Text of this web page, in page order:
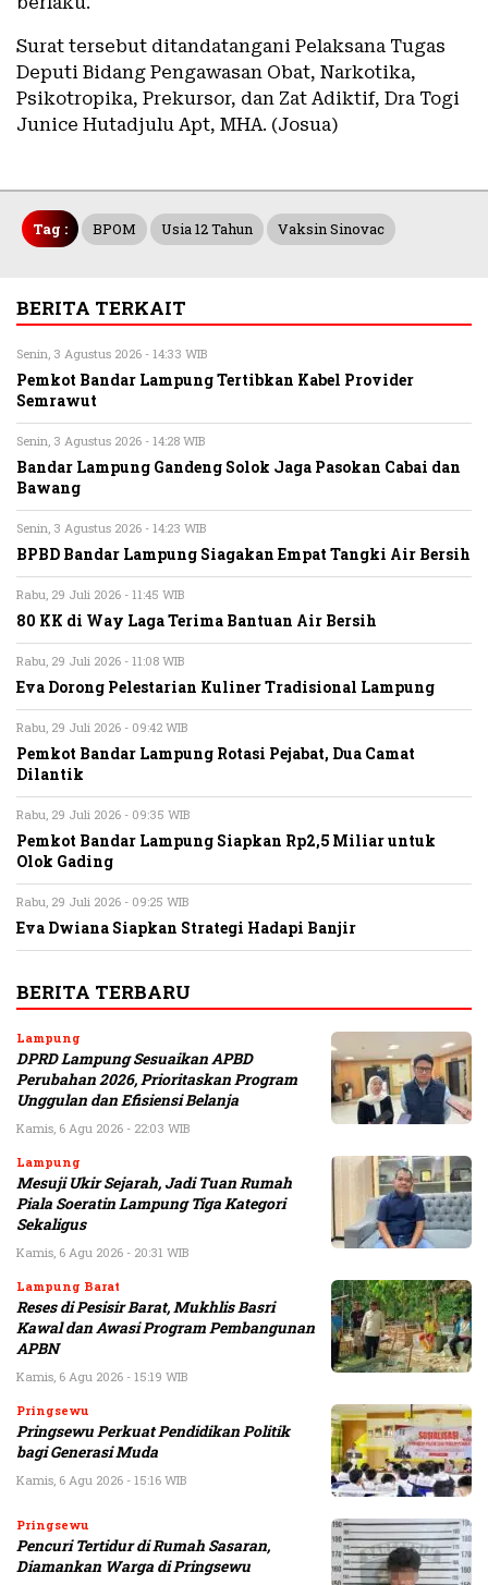
Surat tersebut ditandatangani Pelaksana Tugas
Deputi Bidang Pengawasan Obat, Narkotika,
Psikotropika, Prekursor, dan Zat Adiktif, Dra Togi
Junice Hutadjulu Apt, MHA. (Josua)
Tag : BPOM Usia 12 Tahun Vaksin Sinovac
BERITA TERKAIT
Senin, 3 Agustus 2026 - 14:33 WIB
Pemkot Bandar Lampung Tertibkan Kabel Provider
Semrawut
Senin, 3 Agustus 2026 - 14:28 WIB
Bandar Lampung Gandeng Solok Jaga Pasokan Cabai dan
Bawang
Senin, 3 Agustus 2026 - 14:23 WIB
BPBD Bandar Lampung Siagakan Empat Tangki Air Bersih
Rabu, 29 Juli 2026 - 11:45 WIB
80 KK di Way Laga Terima Bantuan Air Bersih
Rabu, 29 Juli 2026 - 11:08 WIB
Eva Dorong Pelestarian Kuliner Tradisional Lampung
Rabu, 29 Juli 2026 - 09:42 WIB
Pemkot Bandar Lampung Rotasi Pejabat, Dua Camat
Dilantik
Rabu, 29 Juli 2026 - 09:35 WIB
Pemkot Bandar Lampung Siapkan Rp2,5 Miliar untuk
Olok Gading
Rabu, 29 Juli 2026 - 09:25 WIB
Eva Dwiana Siapkan Strategi Hadapi Banjir
BERITA TERBARU
Lampung
DPRD Lampung Sesuaikan APBD
Perubahan 2026, Prioritaskan Program
Unggulan dan Efisiensi Belanja
Kamis, 6 Agu 2026 - 22:03 WIB
Lampung
Mesuji Ukir Sejarah, Jadi Tuan Rumah
Piala Soeratin Lampung Tiga Kategori
Sekaligus
Kamis, 6 Agu 2026 - 20:31 WIB
Lampung Barat
Reses di Pesisir Barat, Mukhlis Basri
Kawal dan Awasi Program Pembangunan
APBN
Kamis, 6 Agu 2026 - 15:19 WIB
Pringsewu
Pringsewu Perkuat Pendidikan Politik
bagi Generasi Muda
Kamis, 6 Agu 2026 - 15:16 WIB
Pringsewu
Pencuri Tertidur di Rumah Sasaran,
Diamankan Warga di Pringsewu